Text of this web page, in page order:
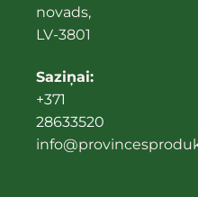
novads,
LV-3801
Saziņai:
+371
28633520